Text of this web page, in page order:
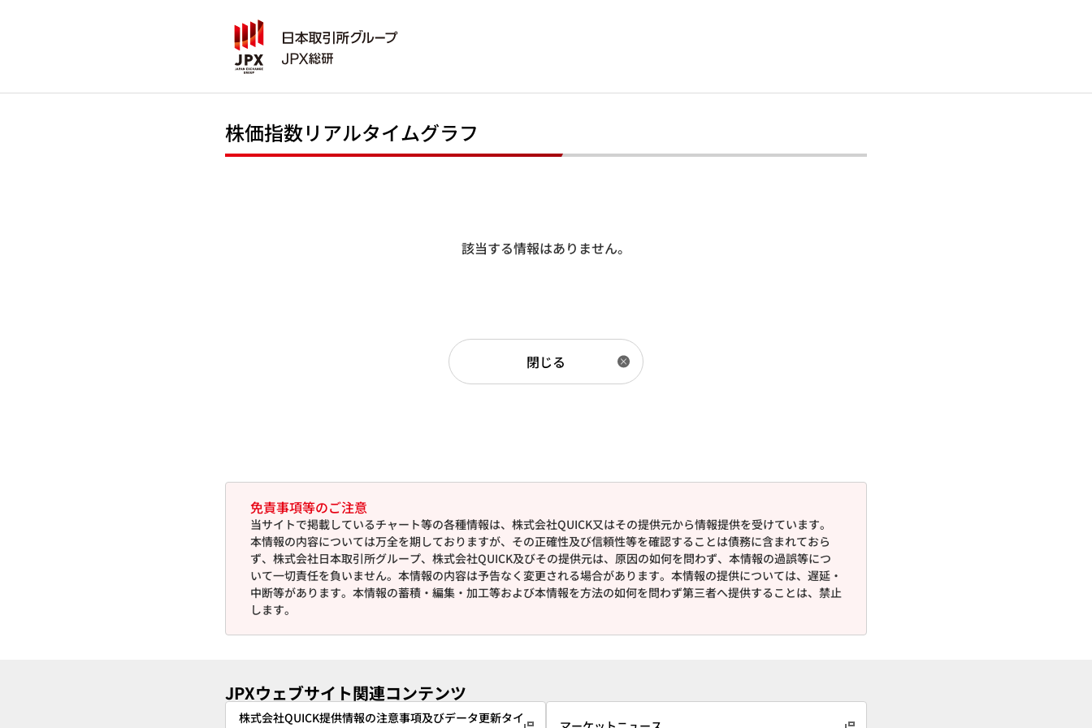
株価指数リアルタイムグラフ
該当する情報はありません。
閉じる
免責事項等のご注意
当サイトで掲載しているチャート等の各種情報は、株式会社QUICK又はその提供元から情報提供を受けています。
本情報の内容については万全を期しておりますが、その正確性及び信頼性等を確認することは債務に含まれておら
ず、株式会社日本取引所グループ、株式会社QUICK及びその提供元は、原因の如何を問わず、本情報の過誤等につ
いて一切責任を負いません。本情報の内容は予告なく変更される場合があります。本情報の提供については、遅延・
中断等があります。本情報の蓄積・編集・加工等および本情報を方法の如何を問わず第三者へ提供することは、禁止
します。
JPXウェブサイト関連コンテンツ
株式会社QUICK提供情報の注意事項及びデータ更新タイ